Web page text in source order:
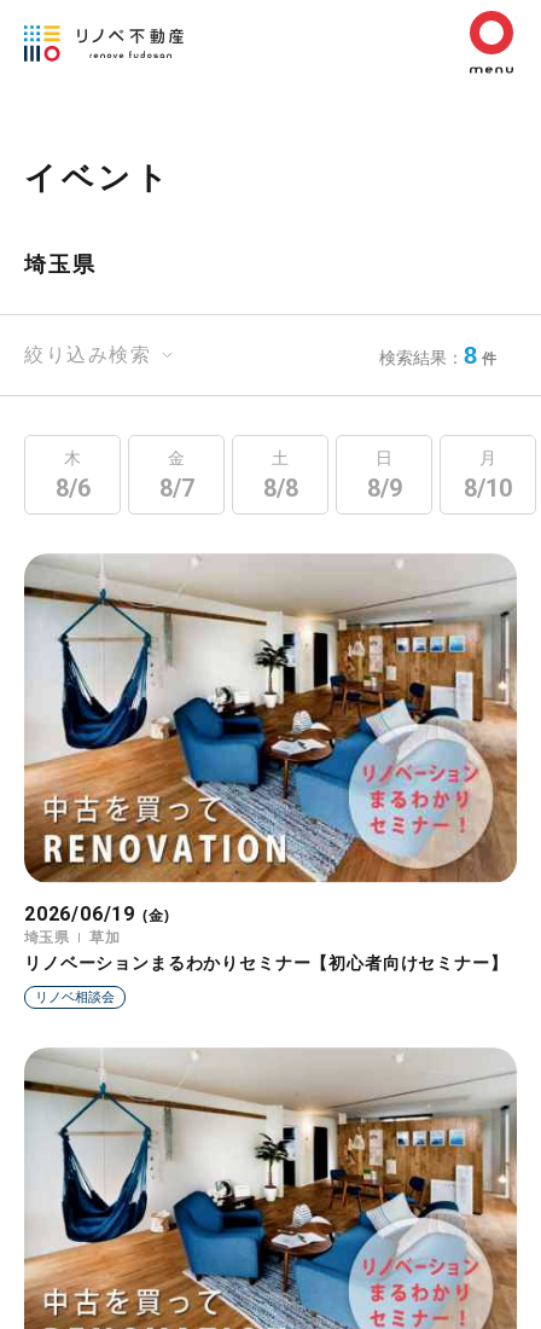
イベント
埼玉県
絞り込み検索 検索結果： 8 件
木
8/6
金
8/7
土
8/8
日
8/9
月
8/10
2026/06/19 (金)
埼玉県
草加
リノベーションまるわかりセミナー【初心者向けセミナー】
リノベ相談会